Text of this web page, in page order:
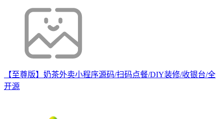
【至尊版】奶茶外卖小程序源码/扫码点餐/DIY装修/收银台/全
开源